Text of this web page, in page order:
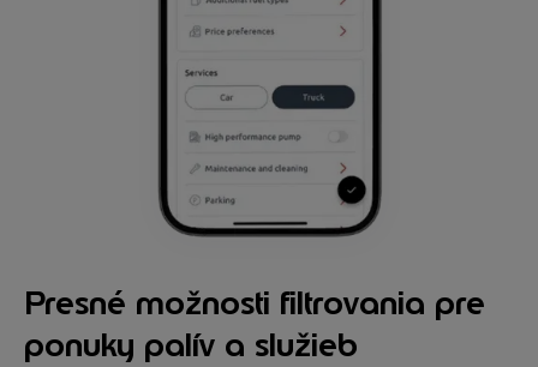
Presné možnosti filtrovania pre
ponuky palív a služieb